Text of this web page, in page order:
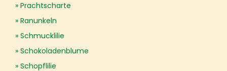
Prachtscharte
Ranunkeln
Schmucklilie
Schokoladenblume
Schopflilie